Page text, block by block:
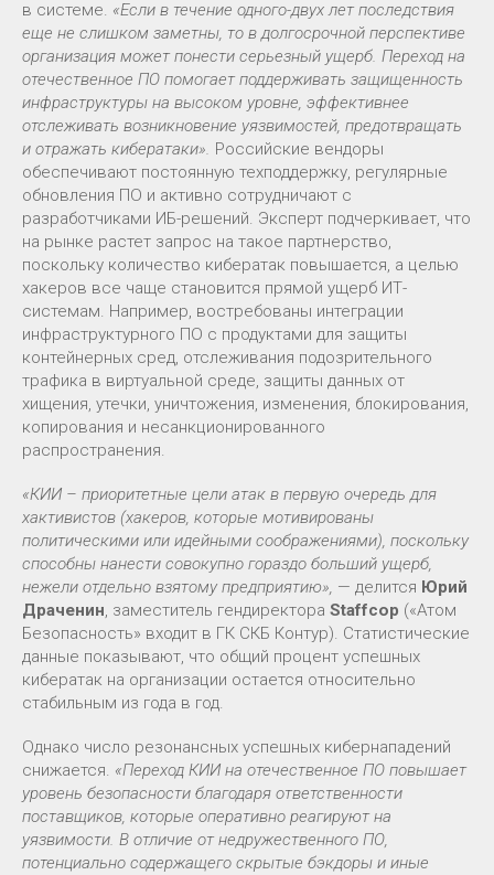
в системе. «Если в течение одного-двух лет последствия
еще не слишком заметны, то в долгосрочной перспективе
организация может понести серьезный ущерб. Переход на
отечественное ПО помогает поддерживать защищенность
инфраструктуры на высоком уровне, эффективнее
отслеживать возникновение уязвимостей, предотвращать
и отражать кибератаки». Российские вендоры
обеспечивают постоянную техподдержку, регулярные
обновления ПО и активно сотрудничают с
разработчиками ИБ-решений. Эксперт подчеркивает, что
на рынке растет запрос на такое партнерство,
поскольку количество кибератак повышается, а целью
хакеров все чаще становится прямой ущерб ИТ-
системам. Например, востребованы интеграции
инфраструктурного ПО с продуктами для защиты
контейнерных сред, отслеживания подозрительного
трафика в виртуальной среде, защиты данных от
хищения, утечки, уничтожения, изменения, блокирования,
копирования и несанкционированного
распространения.
«КИИ – приоритетные цели атак в первую очередь для
хактивистов (хакеров, которые мотивированы
политическими или идейными соображениями), поскольку
способны нанести совокупно гораздо больший ущерб,
нежели отдельно взятому предприятию», — делится Юрий
Драченин, заместитель гендиректора Staffcop («Атом
Безопасность» входит в ГК СКБ Контур). Статистические
данные показывают, что общий процент успешных
кибератак на организации остается относительно
стабильным из года в год.
Однако число резонансных успешных кибернападений
снижается. «Переход КИИ на отечественное ПО повышает
уровень безопасности благодаря ответственности
поставщиков, которые оперативно реагируют на
уязвимости. В отличие от недружественного ПО,
потенциально содержащего скрытые бэкдоры и иные